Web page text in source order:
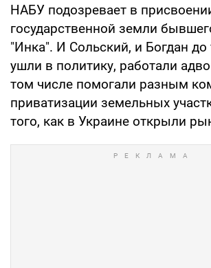
НАБУ подозревает в
государственной земли
"Инка". И Сольский, и Богдан до
ушли в политику, работали
том числе помогали разным
приватизации земельных
того, как в Украине открыли